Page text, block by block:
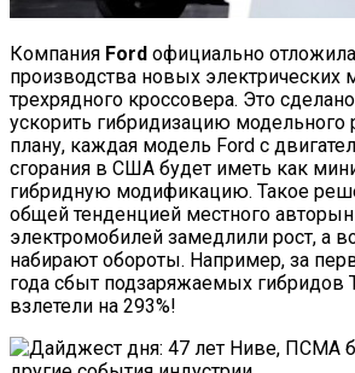
Компания Ford официально
производства новых электрических
трехрядного кроссовера. Это
ускорить гибридизацию модельного
плану, каждая модель Ford с
сгорания в США будет иметь как
гибридную модификацию. Такое
общей тенденцией местного
электромобилей замедлили рост, а
набирают обороты. Например, за
года сбыт подзаряжаемых гибридов
взлетели на 293%!